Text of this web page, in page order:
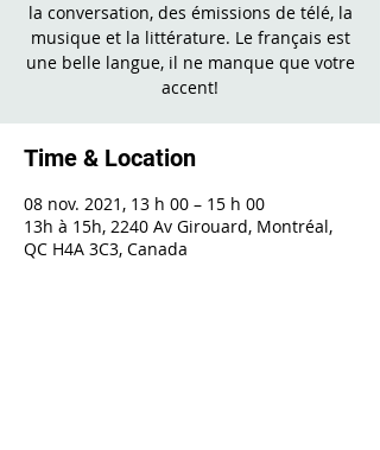
la conversation, des émissions de télé, la
musique et la littérature. Le français est
une belle langue, il ne manque que votre
accent!
Time & Location
08 nov. 2021, 13 h 00 – 15 h 00
13h à 15h, 2240 Av Girouard, Montréal,
QC H4A 3C3, Canada